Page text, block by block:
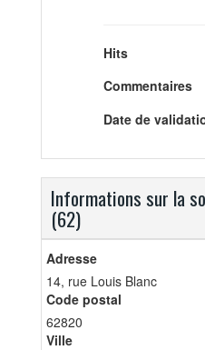
Hits
Commentaires
Date de
Informations sur la
(62)
Adresse
14, rue Louis Blanc
Code postal
62820
Ville